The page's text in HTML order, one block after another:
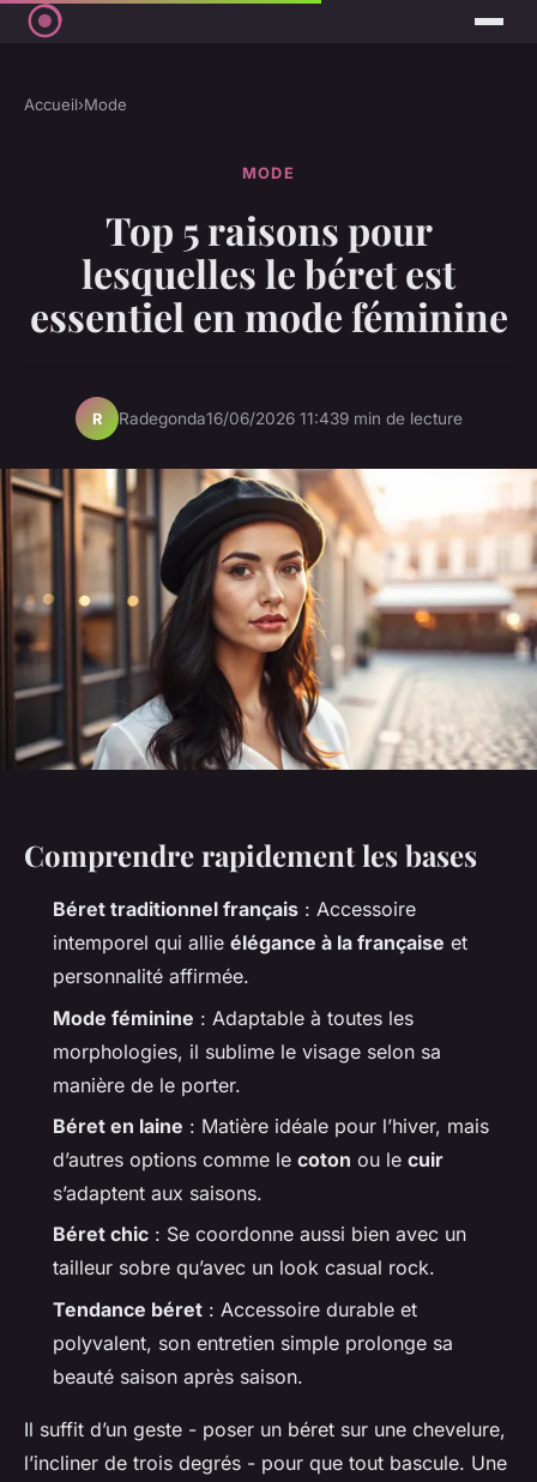
Accueil›Mode
MODE
Top 5 raisons pour
lesquelles le béret est
essentiel en mode féminine
R Radegonda16/06/2026 11:439 min de lecture
Comprendre rapidement les bases
Béret traditionnel français : Accessoire
intemporel qui allie élégance à la française et
personnalité affirmée.
Mode féminine : Adaptable à toutes les
morphologies, il sublime le visage selon sa
manière de le porter.
Béret en laine : Matière idéale pour l’hiver, mais
d’autres options comme le coton ou le cuir
s’adaptent aux saisons.
Béret chic : Se coordonne aussi bien avec un
tailleur sobre qu’avec un look casual rock.
Tendance béret : Accessoire durable et
polyvalent, son entretien simple prolonge sa
beauté saison après saison.
Il suffit d’un geste - poser un béret sur une chevelure,
l’incliner de trois degrés - pour que tout bascule. Une